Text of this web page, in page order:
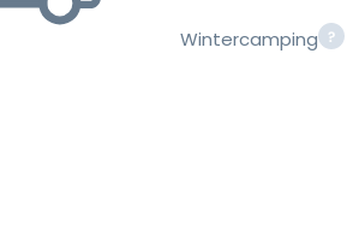
Wintercamping